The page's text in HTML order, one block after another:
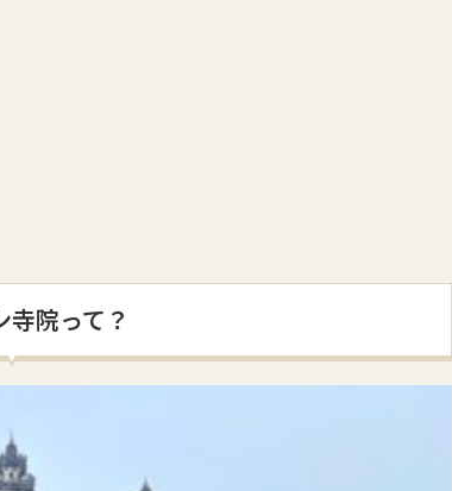
寺院って？